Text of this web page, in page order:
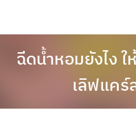
ฉีดน้ำหอมยังไง
เลิฟแคร์